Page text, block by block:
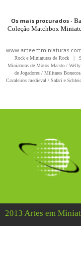
Os mais procurados-
Coleção Matchbox
Rock e Miniaturas de Rock
|
Miniaturas de Motos Maisto /
de Jogadores / Militares
Cavaleiros medieval / Safari e
2013 Artes em